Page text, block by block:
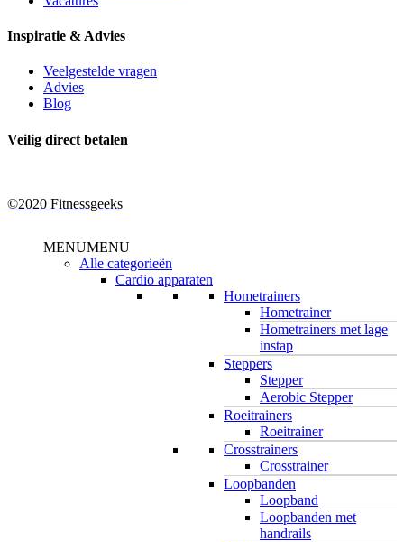
Inspiratie & Advies
Veelgestelde vragen
Advies
Blog
Veilig direct betalen
©2020 Fitnessgeeks
MENUMENU
Alle categorieën
Cardio apparaten
Hometrainers
Hometrainer
Hometrainers met lage
instap
Steppers
Stepper
Aerobic Stepper
Roeitrainers
Roeitrainer
Crosstrainers
Crosstrainer
Loopbanden
Loopband
Loopbanden met
handrails